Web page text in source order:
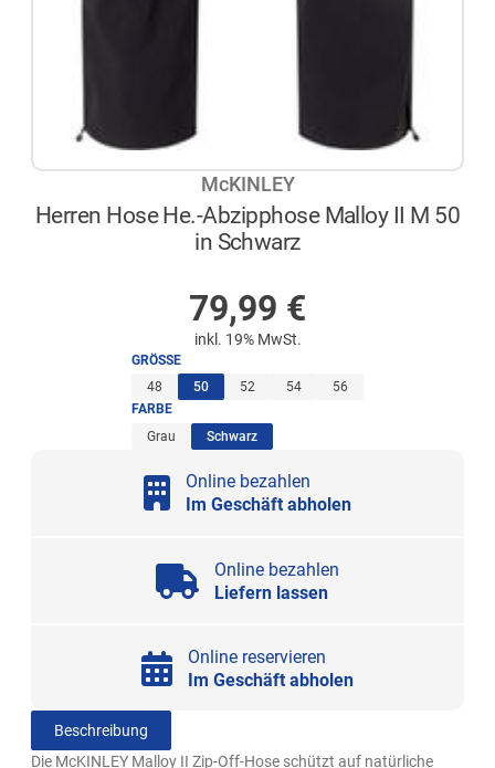
McKINLEY
Herren Hose He.-Abzipphose Malloy II M 50
in Schwarz
79,99 €
inkl. 19% MwSt.
GRÖSSE
48
50(ausgewählt)
52 54
56
FARBE
Grau
Schwarz(ausgewählt)
Online bezahlen
Im Geschäft abholen
Online bezahlen
Liefern lassen
Online reservieren
Im Geschäft abholen
Beschreibung
Die McKINLEY Malloy II Zip-Off-Hose schützt auf natürliche